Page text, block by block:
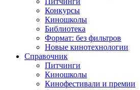
Конкурсы
Киношколы
Библиотека
Формат: без фильтров
Новые кинотехнологии
Справочник
Питчинги
Киношколы
Кинофестивали и премии